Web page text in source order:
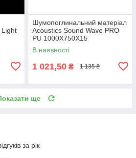
Light
Шумопоглинальний матеріал
Acoustics Sound Wave PRO
PU 1000Х750Х15
В наявності
1 021,50 ₴ 1 135 ₴
ще
за рік